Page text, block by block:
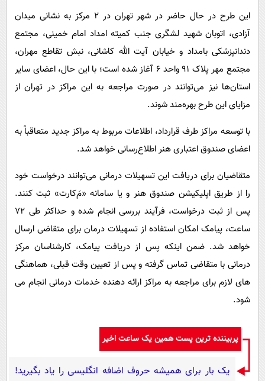
این طرح در حال حاضر در شهر تهران در ۲ مرکز به نشانی میدان
آزادی، اتوبان شهید لشگری جنب کمیته امداد امام خمینی، مجتمع
دندانپزشکی بامداد و خیابان آیت الله کاشانی، نبش تقاطع مهران،
مجتمع مهر پلاک ۹۱ واحد ۶ آغاز شده است؛ با این حال، اعضای سایر
استان‌ها نیز می‌توانند در صورت مراجعه به این مراکز در تهران از
مزایای این طرح بهره‌مند شوند.
با توسعه مراکز طرف قرارداد، اطلاعات مربوط به مراکز جدید متعاقباً به
اعضای صندوق اعتباری هنر اطلاع‌رسانی خواهد شد.
متقاضیان برای دریافت این تسهیلات درمانی می‌توانند درخواست خود
را از طریق اپلیکیشن صندوق هنر و یا سامانه «مَ‌کارت» ثبت کنند.
پس از ثبت درخواست، فرآیند بررسی انجام شده و حداکثر طی ۷۲
ساعت، پیامک امکان استفاده از تسهیلات درمان برای متقاضی ارسال
خواهد شد. ضمن اینکه پس از دریافت پیامک، کارشناسان مرکز
درمانی با متقاضی تماس گرفته و پس از تعیین وقت قبلی، هماهنگی
های لازم برای مراجعه به مراکز ارائه دهنده خدمات درمانی انجام می
شود.
پربیننده ترین پست همین یک ساعت اخیر
یک بار برای همیشه حروف اضافه انگلیسی را یاد بگیرید!